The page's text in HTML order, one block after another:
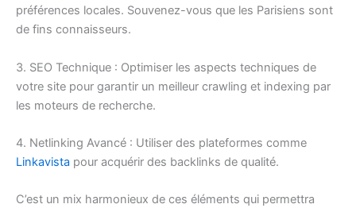
préférences locales. Souvenez-vous que les Parisiens sont
de fins connaisseurs.
3. SEO Technique : Optimiser les aspects techniques de
votre site pour garantir un meilleur crawling et indexing par
les moteurs de recherche.
4. Netlinking Avancé : Utiliser des plateformes comme
Linkavista pour acquérir des backlinks de qualité.
C’est un mix harmonieux de ces éléments qui permettra